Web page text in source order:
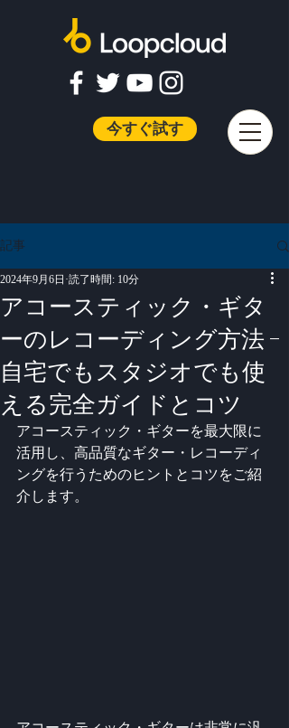
今すぐ試す
記事
アコースティック・ギタ
ーのレコーディング方法 -
自宅でもスタジオでも使
える完全ガイドとコツ
2024年9月6日 読了時間: 10分
アコースティック・ギターを最大限に
活用し、高品質なギター・レコーディ
ングを行うためのヒントとコツをご紹
介します。